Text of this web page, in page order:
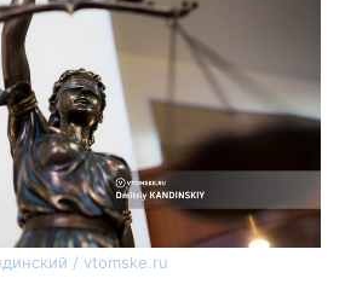
/ vtomske.ru